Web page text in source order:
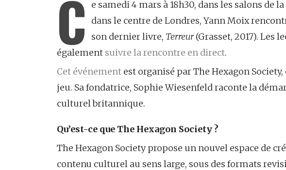
C
e samedi 4 mars à 18h30, dans les salons de
dans le centre de Londres, Yann Moix
son dernier livre, Terreur(Grasset, 2017). Les
également suivre la rencontre en direct.
Cet événement est organisé par The Hexagon
jeu. Sa fondatrice, Sophie Wiesenfeld raconte la
culturel britannique.
Qu’est-ce que The Hexagon Society ?
The Hexagon Society propose un nouvel espace de
contenu culturel au sens large, sous des formats